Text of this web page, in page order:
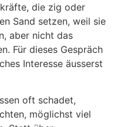
die zig oder
Sand setzen, weil sie
aber nicht das
Für dieses Gespräch
Interesse äusserst
oft schadet,
möglichst viel